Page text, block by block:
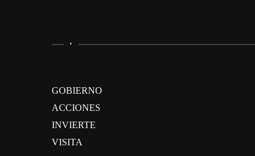
.
GOBIERNO
ACCIONES
INVIERTE
VISITA